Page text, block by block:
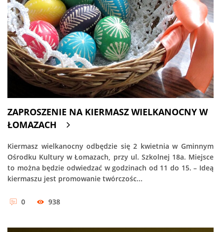
ZAPROSZENIE NA KIERMASZ WIELKANOCNY W
ŁOMAZACH
Kiermasz wielkanocny odbędzie się 2 kwietnia w Gminnym
Ośrodku Kultury w Łomazach, przy ul. Szkolnej 18a. Miejsce
to można będzie odwiedzać w godzinach od 11 do 15. – Ideą
kiermaszu jest promowanie twórczośc...
0 938